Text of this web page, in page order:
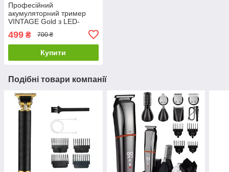
Професійний
акумуляторний тример
VINTAGE Gold з LED-
дисплеєм 3 швидкостями
до 7000 об/хв та 4
насадками в комплекті
499 ₴ 700 ₴
Купити
Подібні товари компанії